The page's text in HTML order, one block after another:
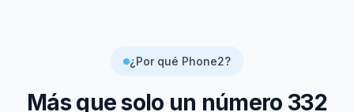
¿Por qué Phone2?
Más que solo un número 332